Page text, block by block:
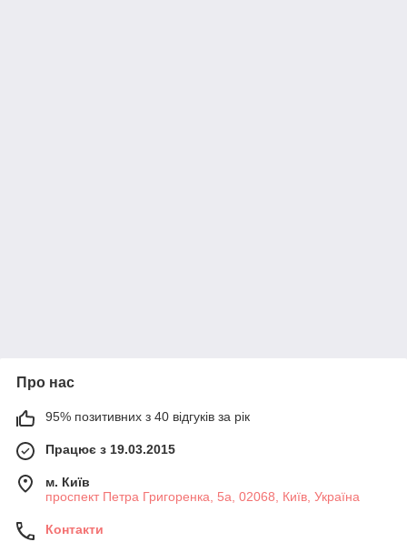
Про нас
95% позитивних з 40 відгуків за рік
Працює з 19.03.2015
м. Київ
проспект Петра Григоренка, 5а, 02068, Київ, Україна
Контакти